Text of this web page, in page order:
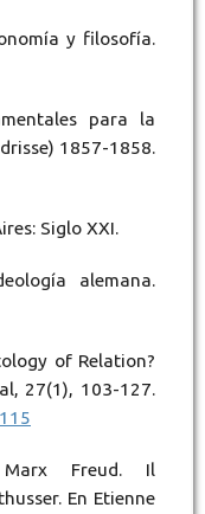
y filosofía.
para la
1857-1858.
Siglo XXI.
alemana.
of Relation?
27(1), 103-127.
Marx Freud. Il
En Etienne